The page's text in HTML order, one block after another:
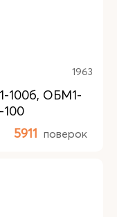
1963
100б, ОБМ1-
5911 поверок